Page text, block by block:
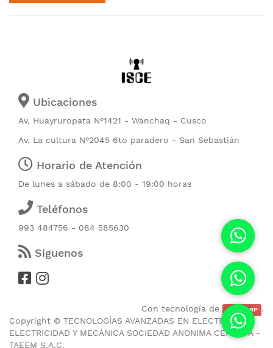
Ubicaciones
Av. Huayruropata N°1421 - Wanchaq - Cusco
Av. La cultura N°2045 6to paradero - San Sebastián
Horario de Atención
De lunes a sábado de 8:00 - 19:00 horas
Teléfonos
993 484756 - 084 585630
Síguenos
Con tecnología de CubicERP .
Copyright © TECNOLOGÍAS AVANZADAS EN ELECTRONICA
ELECTRICIDAD Y MECÁNICA SOCIEDAD ANONIMA CERRADA -
TAEEM S.A.C.